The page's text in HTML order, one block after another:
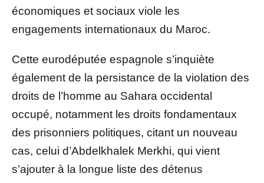
économiques et sociaux viole les
engagements internationaux du Maroc.
Cette eurodéputée espagnole s’inquiète
également de la persistance de la violation des
droits de l’homme au Sahara occidental
occupé, notamment les droits fondamentaux
des prisonniers politiques, citant un nouveau
cas, celui d’Abdelkhalek Merkhi, qui vient
s’ajouter à la longue liste des détenus